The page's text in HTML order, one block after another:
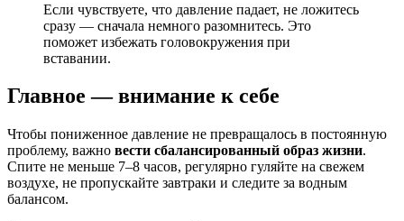
Если чувствуете, что давление падает, не ложитесь
сразу — сначала немного разомнитесь. Это
поможет избежать головокружения при
вставании.
Главное — внимание к себе
Чтобы пониженное давление не превращалось в постоянную
проблему, важно вести сбалансированный образ жизни.
Спите не меньше 7–8 часов, регулярно гуляйте на свежем
воздухе, не пропускайте завтраки и следите за водным
балансом.